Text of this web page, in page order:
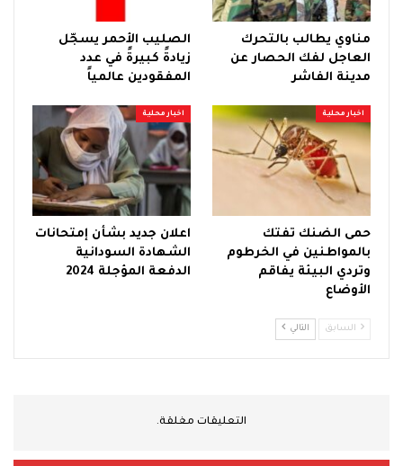
مناوي يطالب بالتحرك
العاجل لفك الحصار عن
مدينة الفاشر
الصليب الأحمر يسجّل
زيادةً كبيرةً في عدد
المفقودين عالمياً
اخبار محلية
حمى الضنك تفتك
بالمواطنين في الخرطوم
وتردي البيئة يفاقم
الأوضاع
اخبار محلية
اعلان جديد بشأن إمتحانات
الشهادة السودانية
الدفعة المؤجلة 2024
السابق التالي
التعليقات مغلقة.